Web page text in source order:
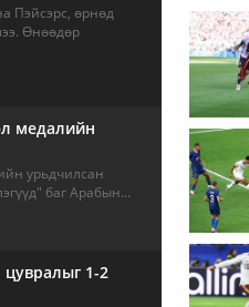
Пэйсэрс, өрнөд
Өнөөдөр
медалийн
урьдчилсан
баг Арабын...
1-2